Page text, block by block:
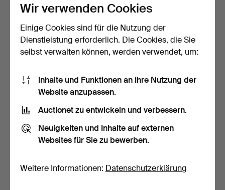
CURT DAHLÉN (Schweden,
1931–2025), "X 2000…
Beendet 4. Aug 2026
CURT DAHLÉN (Schweden,
1931–2025), "LINJE …
Beendet 4. Aug 2026
Wir verwenden Cookies
Einige Cookies sind für die Nutzung der
Dienstleistung erforderlich. Die Cookies, die Sie
selbst verwalten können, werden verwendet, um:
Inhalte und Funktionen an Ihre Nutzung der
Website anzupassen.
Auctionet zu entwickeln und verbessern.
Neuigkeiten und Inhalte auf externen
Websites für Sie zu bewerben.
Weitere Informationen: Datenschutzerklärung